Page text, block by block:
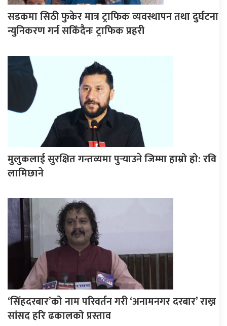
सडकमा सिठी फुकेर मात्र ट्राफिक व्यवस्थापन तथा दुर्घटना
न्युनिकरण गर्न सकिँदैनः ट्राफिक प्रहरी
मुलुकलाई सुरक्षित गन्तव्यमा पुर्‍याउने जिम्मा हाम्रो हो: रवि
लामिछाने
‘सिंहदरबार’को नाम परिवर्तन गरी ‘अनामनगर दरबार’ राख्न
सांसद हरि ढकालको प्रस्ताव